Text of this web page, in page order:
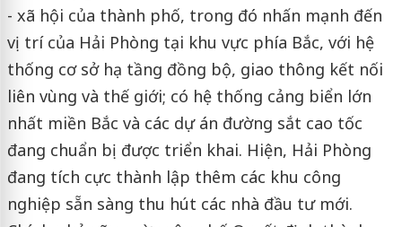
- xã hội của thành phố, trong đó nhấn mạnh đến
vị trí của Hải Phòng tại khu vực phía Bắc, với hệ
thống cơ sở hạ tầng đồng bộ, giao thông kết nối
liên vùng và thế giới; có hệ thống cảng biển lớn
nhất miền Bắc và các dự án đường sắt cao tốc
đang chuẩn bị được triển khai. Hiện, Hải Phòng
đang tích cực thành lập thêm các khu công
nghiệp sẵn sàng thu hút các nhà đầu tư mới.